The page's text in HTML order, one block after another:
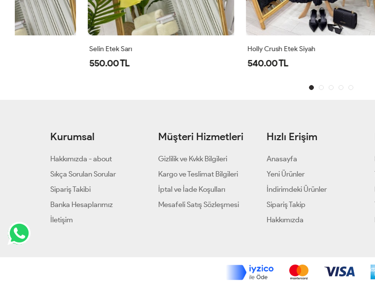
Holly Crush Etek Siyah Holly
Kurumsal
Hakkımızda - about
Sıkça Sorulan Sorular
Sipariş Takibi
Banka Hesaplarımız
İletişim
Müşteri Hizmetleri
Gizlilik ve Kvkk Bilgileri
Kargo ve Teslimat Bilgileri
İptal ve İade Koşulları
Mesafeli Satış Sözleşmesi
Hızlı Erişim
Anasayfa
Yeni Ürünler
İndirimdeki Ürünler
Sipariş Takip
Hakkımızda